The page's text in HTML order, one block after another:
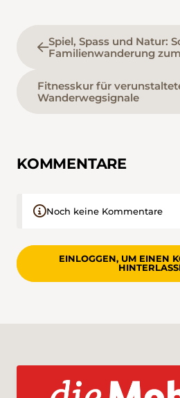
Spiel, Spass und Natur:
Familienwanderung
Fitnesskur für
Wanderwegsignale
KOMMENTARE
Noch keine Kommentare
EINLOGGEN, UM EINEN